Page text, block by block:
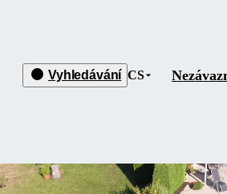
Vyhledávání CS